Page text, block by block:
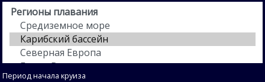
Период начала круиза